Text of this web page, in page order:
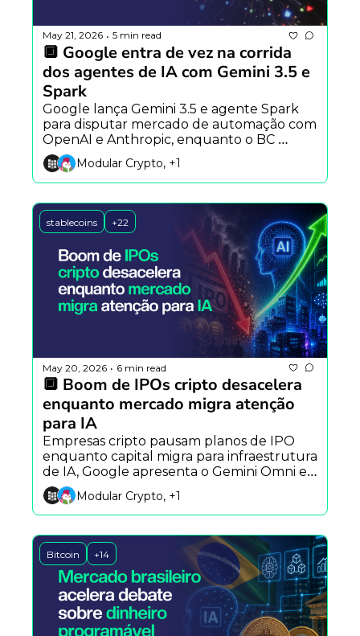
May 21, 2026 • 5 min read
🔲 Google entra de vez na corrida
dos agentes de IA com Gemini 3.5 e
Spark
Google lança Gemini 3.5 e agente Spark
para disputar mercado de automação com
OpenAI e Anthropic, enquanto o BC
amplia monitoramento sobre cartões
cripto e existe convergência entre IA e
blockchain.
Modular Crypto, +1
stablecoins +22
May 20, 2026 • 6 min read
🔲 Boom de IPOs cripto desacelera
enquanto mercado migra atenção
para IA
Empresas cripto pausam planos de IPO
enquanto capital migra para infraestrutura
de IA, Google apresenta o Gemini Omni e
novo exploit reacende alertas sobre
segurança em protocolos DeFi.
Modular Crypto, +1
Bitcoin +14